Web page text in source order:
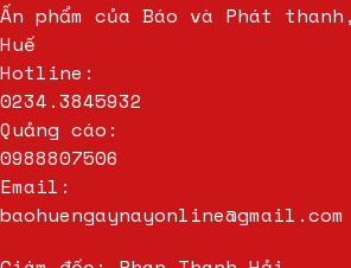
Ấn phẩm của Báo và Phát
Huế
Hotline:
0234.3845932
Quảng cáo:
0988807506
Email:
baohuengaynayonline@gmail.com